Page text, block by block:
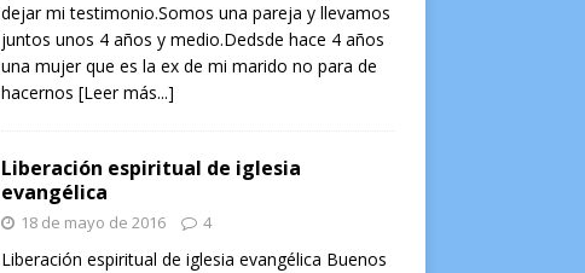
dejar mi testimonio.Somos una pareja y llevamos
juntos unos 4 años y medio.Dedsde hace 4 años
una mujer que es la ex de mi marido no para de
hacernos [Leer más...]
Liberación espiritual de iglesia
evangélica
18 de mayo de 2016 4
Liberación espiritual de iglesia evangélica Buenos